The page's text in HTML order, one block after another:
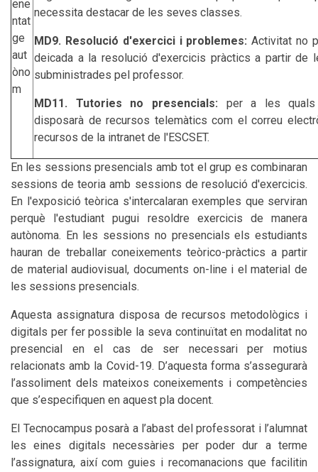
ene
ntat
ge
aut
òno
m
necessita destacar de les seves classes.
MD9. Resolució d'exercici i problemes: Activitat no
deicada a la resolució d'exercicis pràctics a partir de
subministrades pel professor.
MD11. Tutories no presencials: per a les quals
disposarà de recursos telemàtics com el correu
recursos de la intranet de l'ESCSET.
En les sessions presencials amb tot el grup es combinaran
sessions de teoria amb sessions de resolució d'exercicis.
En l'exposició teòrica s'intercalaran exemples que serviran
perquè l'estudiant pugui resoldre exercicis de manera
autònoma. En les sessions no presencials els estudiants
hauran de treballar coneixements teòrico-pràctics a partir
de material audiovisual, documents on-line i el material de
les sessions presencials.
Aquesta assignatura disposa de recursos metodològics i
digitals per fer possible la seva continuïtat en modalitat no
presencial en el cas de ser necessari per motius
relacionats amb la Covid-19. D’aquesta forma s’assegurarà
l’assoliment dels mateixos coneixements i competències
que s’especifiquen en aquest pla docent.
El Tecnocampus posarà a l’abast del professorat i l’alumnat
les eines digitals necessàries per poder dur a terme
l’assignatura, així com guies i recomanacions que facilitin